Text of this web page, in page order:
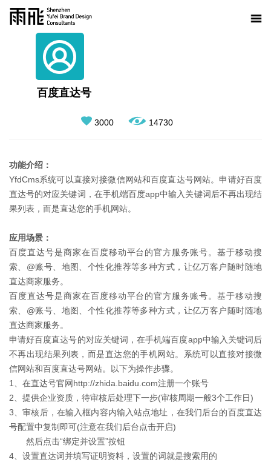
百度直达号
3000 14730
功能介绍：
YfdCms系统可以直接对接微信网站和百度直达号网站。申请好百度
直达号的对应关键词，在手机端百度app中输入关键词后不再出现结
果列表，而是直达您的手机网站。
应用场景：
百度直达号是商家在百度移动平台的官方服务账号。基于移动搜
索、@账号、地图、个性化推荐等多种方式，让亿万客户随时随地
直达商家服务。
百度直达号是商家在百度移动平台的官方服务账号。基于移动搜
索、@账号、地图、个性化推荐等多种方式，让亿万客户随时随地
直达商家服务。
申请好百度直达号的对应关键词，在手机端百度app中输入关键词后
不再出现结果列表，而是直达您的手机网站。系统可以直接对接微
信网站和百度直达号网站。以下为操作步骤。
1、在直达号官网http://zhida.baidu.com注册一个账号
2、提供企业资质，待审核后处理下一步(审核周期一般3个工作日)
3、审核后，在输入框内容内输入站点地址，在我们后台的百度直达
号配置中复制即可(注意在我们后台点击开启)
然后点击“绑定并设置”按钮
4、设置直达词并填写证明资料，设置的词就是搜索用的